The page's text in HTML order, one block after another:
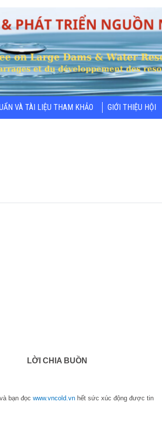
VÀ TÀI LIỆU THAM KHẢO GIỚI THIỆU HỘI
LỜI CHIA BUỒN
bạn đọc www.vncold.vnhết sức xúc động được tin